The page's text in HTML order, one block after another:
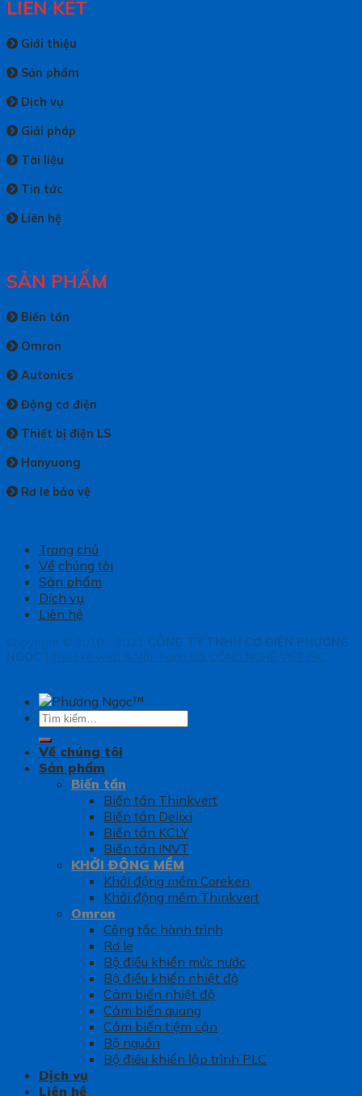
LIÊN KẾT
Giới thiệu
Sản phẩm
Dịch vụ
Giải pháp
Tài liệu
Tin tức
Liên hệ
SẢN PHẨM
Biến tần
Omron
Autonics
Động cơ điện
Thiết bị điện LS
Hanyuong
Rơ le bảo vệ
Trang chủ
Về chúng tôi
Sản phẩm
Dịch vụ
Liên hệ
Copyright © 2010 - 2021 CÔNG TY TNHH CƠ ĐIỆN PHƯƠNG
NGỌC | Thiết kế web & Vận hành bởi CÔNG NGHỆ VIỆT JSC
Tìm
kiếm:
Về chúng tôi
Sản phẩm
Biến tần
Biến tần Thinkvert
Biến tần Delixi
Biến tần KCLY
Biến tần INVT
KHỞI ĐỘNG MỀM
Khởi động mềm Coreken
Khởi động mềm Thinkvert
Omron
Công tắc hành trình
Rơ le
Bộ điều khiển mức nước
Bộ điều khiển nhiệt độ
Cảm biến nhiệt độ
Cảm biến quang
Cảm biến tiệm cận
Bộ nguồn
Bộ điều khiển lập trình PLC
Dịch vụ
Liên hệ